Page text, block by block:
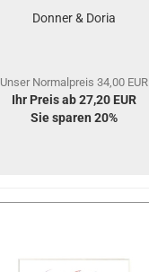
Donner & Doria
Unser Normalpreis 34,00 EUR
Ihr Preis ab 27,20 EUR
Sie sparen 20%